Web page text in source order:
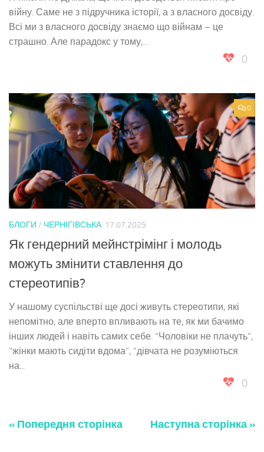
війну. Саме не з підручника історії, а з власного досвіду.
Всі ми з власного досвіду знаємо що війнам – це
страшно. Але парадокс у тому,...
0
0
БЛОГИ / ЧЕРНІГІВСЬКА 17.07.2025
Як гендерний мейнстрімінг і молодь
можуть змінити ставлення до
стереотипів?
У нашому суспільстві ще досі живуть стереотипи, які
непомітно, але вперто впливають на те, як ми бачимо
інших людей і навіть самих себе. “Чоловіки не плачуть”,
“жінки мають сидіти вдома”, “дівчата не розуміються
на...
0
« Попередня сторінка Наступна сторінка »